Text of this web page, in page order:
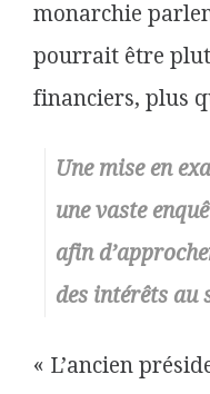
monarchie
pourrait être
financiers, plus
Une mise en
une vaste
afin
des intérêts au
« L’ancien